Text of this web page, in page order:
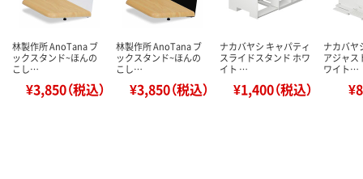
林製作所 AnoTana ブ
ックスタンド~ほんの
こし…
¥3,850（税込）
林製作所 AnoTana ブ
ックスタンド~ほんの
こし…
¥3,850（税込）
ナカバヤシ キャパティ
スライドスタンド ホワ
イト …
¥1,400（税込）
ナカバヤ
アジャス
ワイト…